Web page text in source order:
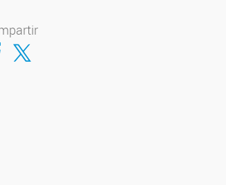
en Facebook
Compartir en Twitter